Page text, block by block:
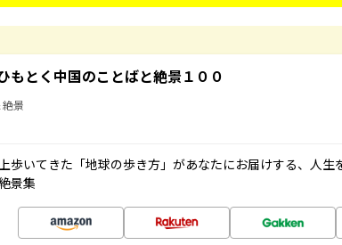
もとく中国のことばと絶景１００
景
歩いてきた「地球の歩き方」があなたにお届けする、人生
景集